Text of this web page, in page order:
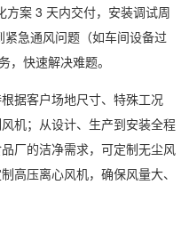
方案 3 天内交付，安装调试周
急通风问题（如车间设备过
，快速解决难题。
据客户场地尺寸、特殊工况
机；从设计、生产到安装全程
厂的洁净需求，可定制无尘风
高压离心风机，确保风量大、